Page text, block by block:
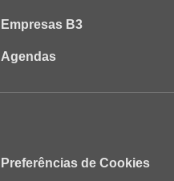
Empresas B3
Agendas
Preferências de Cookies